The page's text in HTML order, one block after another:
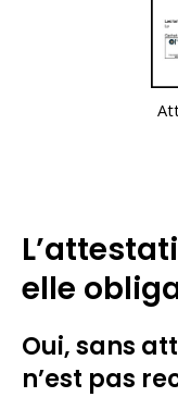
elle
Oui, sans
n’est pas